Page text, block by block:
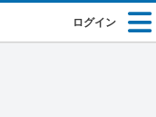
ログイン